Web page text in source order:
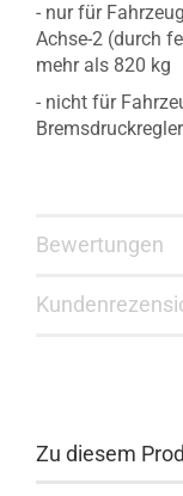
- nur für
Achse-2 (durch
mehr als 820 kg
- nicht für
Bewertungen
Zu diesem